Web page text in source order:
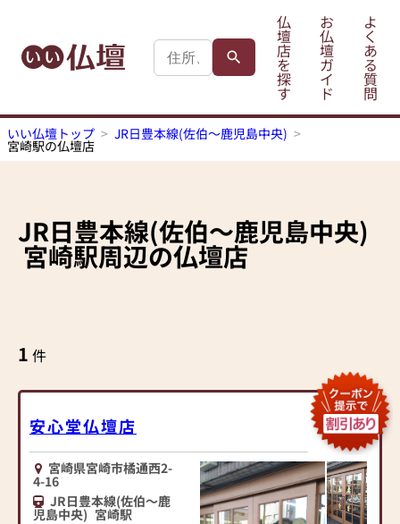
仏
壇
店
を
探
す
お
仏
壇
ガ
イ
ド
よ
く
あ
る
質
問
いい仏壇トップ JR日豊本線(佐伯～鹿児島中央)
宮崎駅の仏壇店
JR日豊本線(佐伯～鹿児島中央)
宮崎駅周辺の仏壇店
1 件
安心堂仏壇店
宮崎県宮崎市橘通西2-
4-16
JR日豊本線(佐伯～鹿
児島中央) 宮崎駅